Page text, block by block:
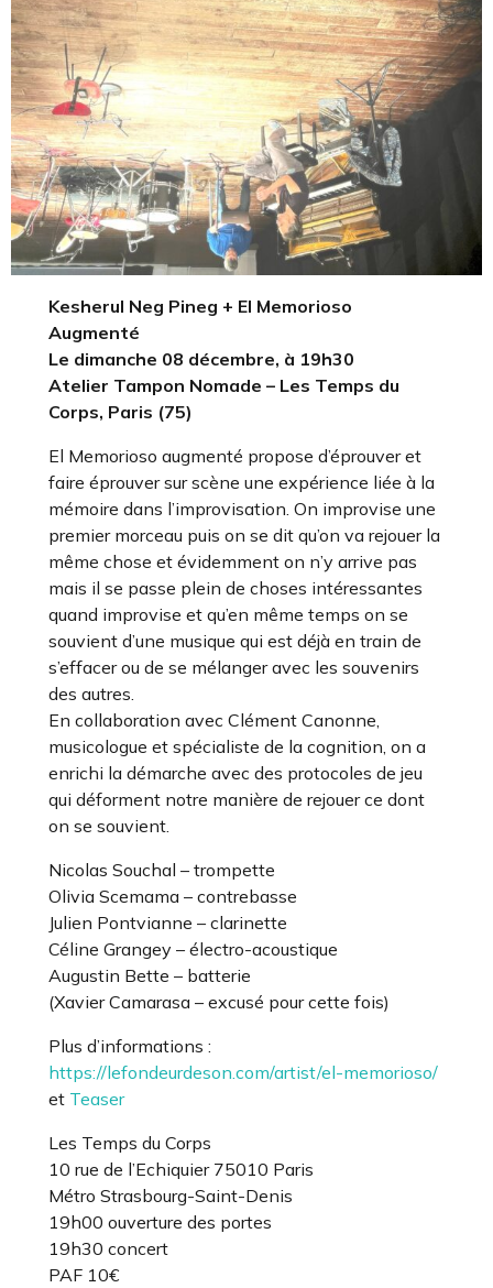
Kesherul Neg Pineg + El Memorioso
Augmenté
Le dimanche 08 décembre, à 19h30
Atelier Tampon Nomade – Les Temps du
Corps, Paris (75)
El Memorioso augmenté propose d’éprouver et
faire éprouver sur scène une expérience liée à la
mémoire dans l’improvisation. On improvise une
premier morceau puis on se dit qu’on va rejouer la
même chose et évidemment on n’y arrive pas
mais il se passe plein de choses intéressantes
quand improvise et qu’en même temps on se
souvient d’une musique qui est déjà en train de
s’effacer ou de se mélanger avec les souvenirs
des autres.
En collaboration avec Clément Canonne,
musicologue et spécialiste de la cognition, on a
enrichi la démarche avec des protocoles de jeu
qui déforment notre manière de rejouer ce dont
on se souvient.
Nicolas Souchal – trompette
Olivia Scemama – contrebasse
Julien Pontvianne – clarinette
Céline Grangey – électro-acoustique
Augustin Bette – batterie
(Xavier Camarasa – excusé pour cette fois)
Plus d’informations :
https://lefondeurdeson.com/artist/el-memorioso/
et Teaser
Les Temps du Corps
10 rue de l’Echiquier 75010 Paris
Métro Strasbourg-Saint-Denis
19h00 ouverture des portes
19h30 concert
PAF 10€